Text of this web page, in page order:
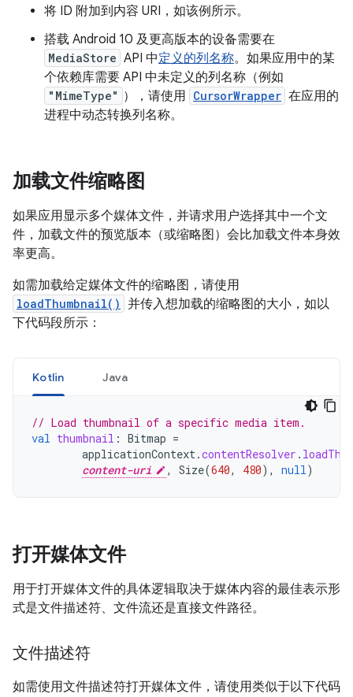
将 ID 附加到内容 URI，如该例所示。
搭载 Android 10 及更高版本的设备需要在
MediaStore API 中定义的列名称。如果应用中的某
个依赖库需要 API 中未定义的列名称（例如
"MimeType" ），请使用 CursorWrapper 在应用的
进程中动态转换列名称。
加载文件缩略图
如果应用显示多个媒体文件，并请求用户选择其中一个文
件，加载文件的预览版本（或缩略图）会比加载文件本身效
率更高。
如需加载给定媒体文件的缩略图，请使用
loadThumbnail() 并传入想加载的缩略图的大小，如以
下代码段所示：
Kotlin Java
// Load thumbnail of a specific media item.
val thumbnail : Bitmap =
applicationContext.contentResolver .
content-uri
, Size(640, 480), null)
打开媒体文件
用于打开媒体文件的具体逻辑取决于媒体内容的最佳表示形
式是文件描述符、文件流还是直接文件路径。
文件描述符
如需使用文件描述符打开媒体文件，请使用类似于以下代码